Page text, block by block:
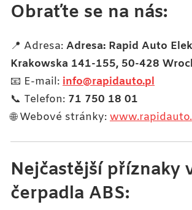
Obraťte se na nás:
📍 Adresa: Adresa: Rapid Auto
Krakowska 141-155, 50-428
📧 E-mail: info@rapidauto.pl
📞 Telefon: 71 750 18 01
🌐 Webové stránky:
Nejčastější příznaky
čerpadla ABS: